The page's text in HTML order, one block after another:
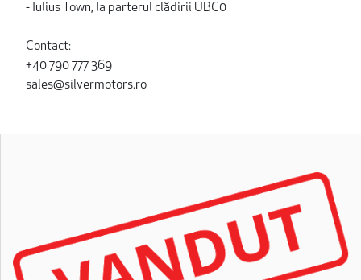
- Iulius Town, la parterul clădirii UBC0
Contact:
+40 790 777 369
sales@silvermotors.ro